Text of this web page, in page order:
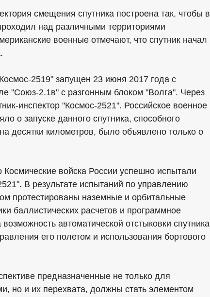
смещения спутника построена так, чтобы в
над различными территориями
военные отмечают, что спутник начал
2519" запущен 23 июня 2017 года с
"Союз-2.1в" с разгонным блоком "Волга". Через
инспектор "Космос-2521". Российское военное
о запуске данного спутника, способного
десятки километров, было объявлено только о
войска России успешно испытали
В результате испытаний по управлению
протестированы наземные и орбитальные
баллистических расчетов и программное
автоматической отстыковки спутника
его полетом и использования бортового
предназначенные не только для
но и их перехвата, должны стать элементом